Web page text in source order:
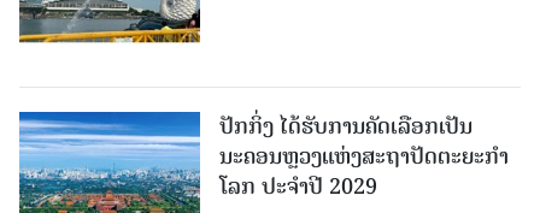
ປັກກິ່ງ ໄດ້ຮັບການຄັດເລືອກເປັນ
ນະຄອນຫຼວງແຫ່ງສະຖາປັດຕະຍະກຳ
ໂລກ ປະຈຳປີ 2029